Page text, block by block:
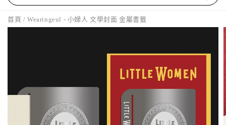
首頁 / Wearingeul - 小婦人 文學封面 金屬書籤